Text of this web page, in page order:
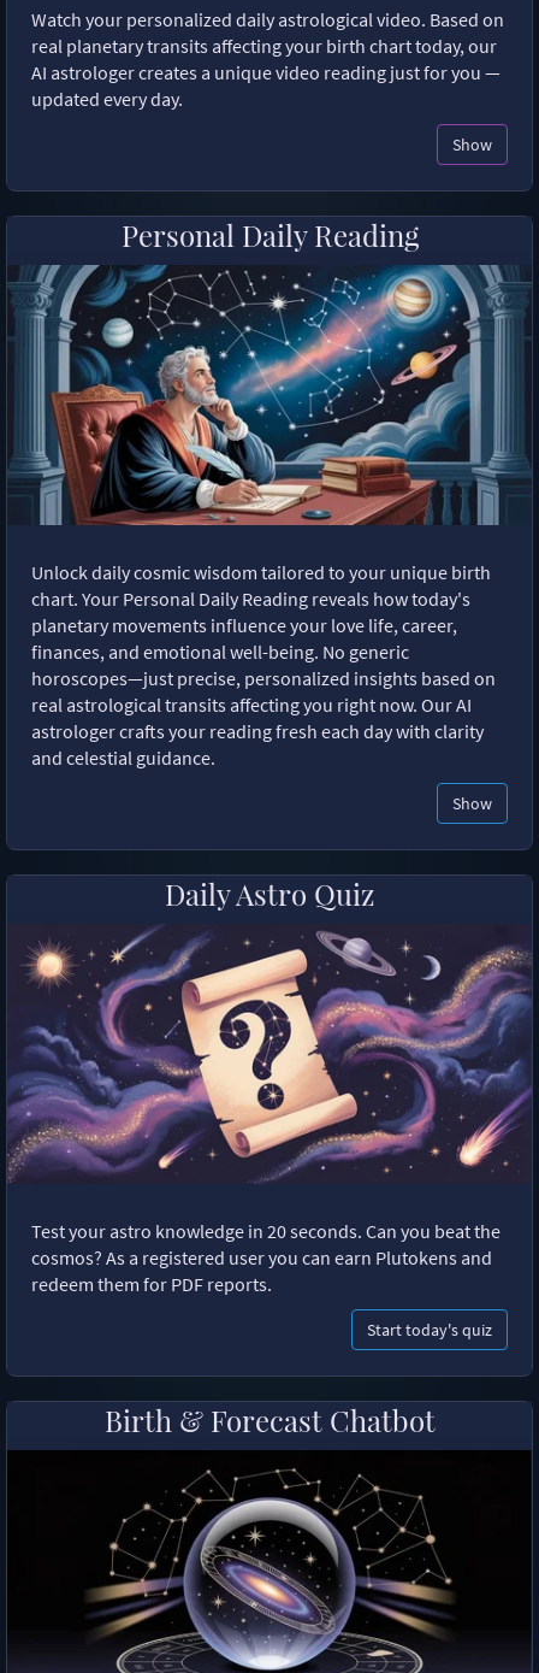
Watch your personalized daily astrological video. Based on
real planetary transits affecting your birth chart today, our
AI astrologer creates a unique video reading just for you —
updated every day.
Show
Personal Daily Reading
Unlock daily cosmic wisdom tailored to your unique birth
chart. Your Personal Daily Reading reveals how today's
planetary movements influence your love life, career,
finances, and emotional well-being. No generic
horoscopes—just precise, personalized insights based on
real astrological transits affecting you right now. Our AI
astrologer crafts your reading fresh each day with clarity
and celestial guidance.
Show
Daily Astro Quiz
Test your astro knowledge in 20 seconds. Can you beat the
cosmos? As a registered user you can earn Plutokens and
redeem them for PDF reports.
Start today's quiz
Birth & Forecast Chatbot